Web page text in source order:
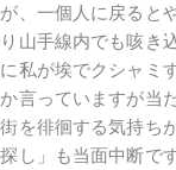
、一個人に戻ると
山手線内でも咳き
私が埃でクシャミ
言っていますが当
を徘徊する気持ち
し」も当面中断で